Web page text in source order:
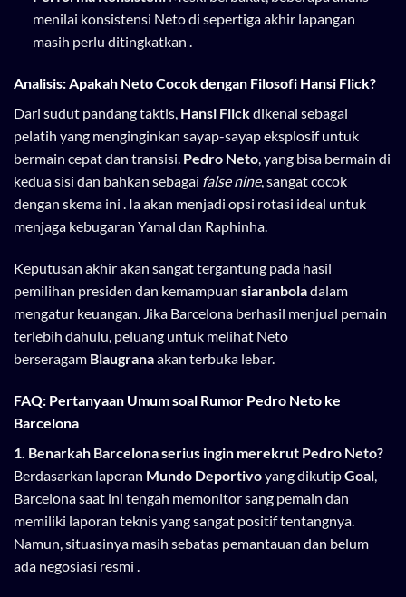
menilai konsistensi Neto di sepertiga akhir lapangan
masih perlu ditingkatkan .
Analisis: Apakah Neto Cocok dengan Filosofi Hansi Flick?
Dari sudut pandang taktis, Hansi Flickdikenal sebagai
pelatih yang menginginkan sayap-sayap eksplosif untuk
bermain cepat dan transisi. Pedro Neto, yang bisa bermain di
kedua sisi dan bahkan sebagai false nine, sangat cocok
dengan skema ini . Ia akan menjadi opsi rotasi ideal untuk
menjaga kebugaran Yamal dan Raphinha.
Keputusan akhir akan sangat tergantung pada hasil
pemilihan presiden dan kemampuan siaranboladalam
mengatur keuangan. Jika Barcelona berhasil menjual pemain
terlebih dahulu, peluang untuk melihat Neto
berseragam Blaugranaakan terbuka lebar.
FAQ: Pertanyaan Umum soal Rumor Pedro Neto ke
Barcelona
1. Benarkah Barcelona serius ingin merekrut Pedro Neto?
Berdasarkan laporan Mundo Deportivoyang dikutipGoal
Barcelona saat ini tengah memonitor sang pemain dan
memiliki laporan teknis yang sangat positif tentangnya.
Namun, situasinya masih sebatas pemantauan dan belum
ada negosiasi resmi .